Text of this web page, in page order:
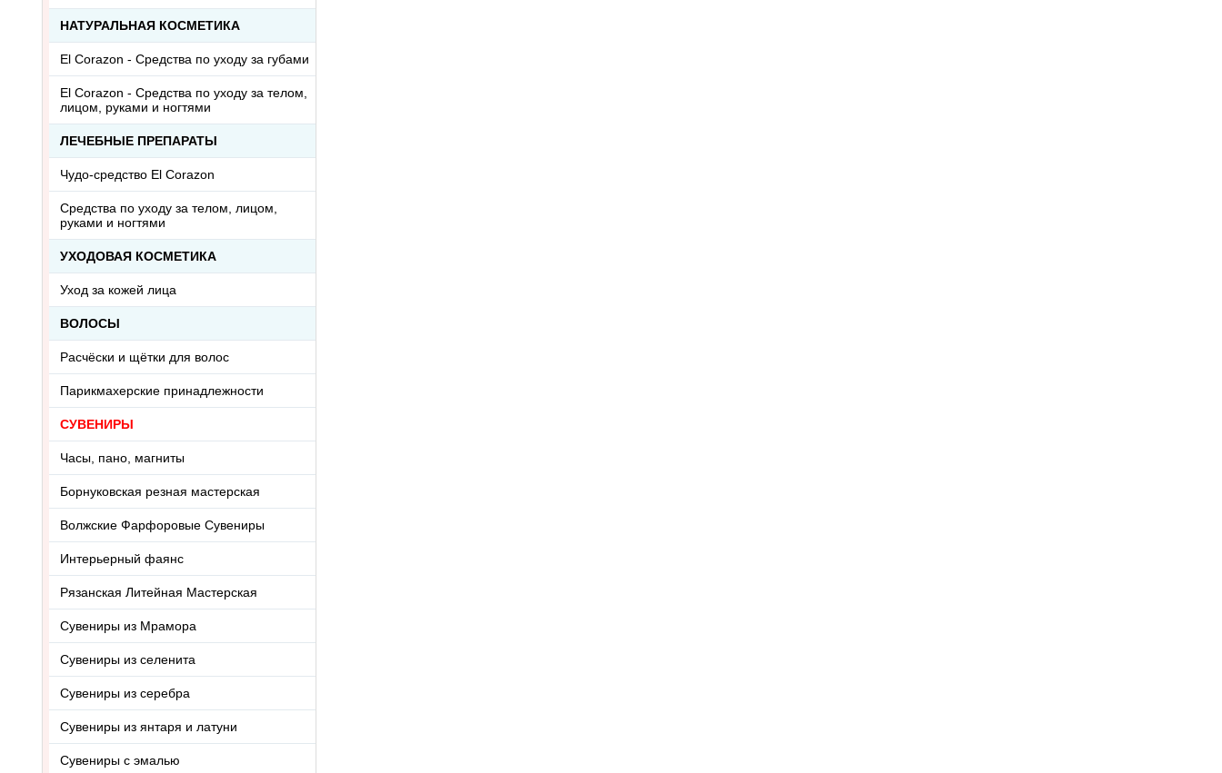
НАТУРАЛЬНАЯ КОСМЕТИКА
El Corazon - Средства по уходу за губами
El Corazon - Средства по уходу за телом,
лицом, руками и ногтями
ЛЕЧЕБНЫЕ ПРЕПАРАТЫ
Чудо-средство El Corazon
Средства по уходу за телом, лицом,
руками и ногтями
УХОДОВАЯ КОСМЕТИКА
Уход за кожей лица
ВОЛОСЫ
Расчёски и щётки для волос
Парикмахерские принадлежности
СУВЕНИРЫ
Часы, пано, магниты
Борнуковская резная мастерская
Волжские Фарфоровые Сувениры
Интерьерный фаянс
Рязанская Литейная Мастерская
Сувениры из Мрамора
Сувениры из селенита
Сувениры из серебра
Сувениры из янтаря и латуни
Сувениры с эмалью